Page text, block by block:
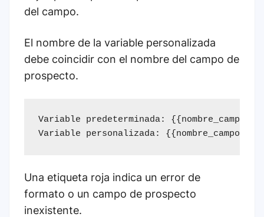
del campo.
El nombre de la variable personalizada
debe coincidir con el nombre del campo de
prospecto.
Variable predeterminada:
Variable personalizada:
Una etiqueta roja indica un error de
formato o un campo de prospecto
inexistente.